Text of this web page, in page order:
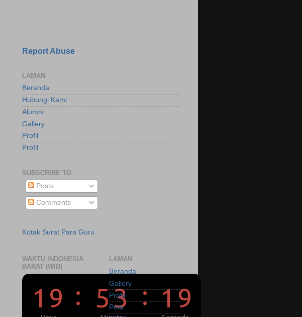
Report Abuse
LAMAN
Beranda
Hubungi Kami
Alumni
Gallery
Profil
Profil
SUBSCRIBE TO
Posts
Comments
Kotak Surat Para Guru
WAKTU INDONESIA
BARAT (WIB)
LAMAN
Beranda
Gallery
Profil
Peta